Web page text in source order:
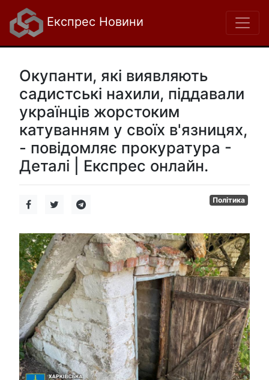
Експрес Новини
Окупанти, які виявляють
садистські нахили, піддавали
українців жорстоким
катуванням у своїх в'язницях,
- повідомляє прокуратура -
Деталі | Експрес онлайн.
Політика